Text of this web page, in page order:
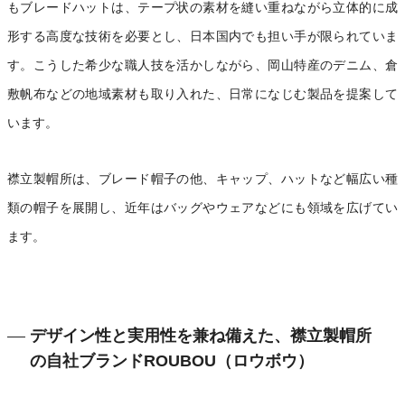
もブレードハットは、テープ状の素材を縫い重ねながら立体的に成
形する高度な技術を必要とし、日本国内でも担い手が限られていま
す。こうした希少な職人技を活かしながら、岡山特産のデニム、倉
敷帆布などの地域素材も取り入れた、日常になじむ製品を提案して
います。
襟立製帽所は、ブレード帽子の他、キャップ、ハットなど幅広い種
類の帽子を展開し、近年はバッグやウェアなどにも領域を広げてい
ます。
デザイン性と実用性を兼ね備えた、襟立製帽所
の自社ブランドROUBOU（ロウボウ）